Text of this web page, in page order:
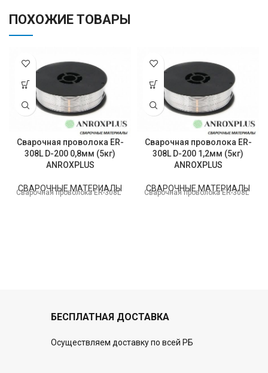
ПОХОЖИЕ ТОВАРЫ
Сварочная проволока ER-
308L D-200 0,8мм (5кг)
ANROXPLUS
СВАРОЧНЫЕ МАТЕРИАЛЫ
Сварочная проволока ER-308L
Сварочная проволока ER-
308L D-200 1,2мм (5кг)
ANROXPLUS
СВАРОЧНЫЕ МАТЕРИАЛЫ
Сварочная проволока ER-308L
БЕСПЛАТНАЯ ДОСТАВКА
Осуществляем доставку по всей РБ